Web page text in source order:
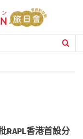
RAPL香港首設分